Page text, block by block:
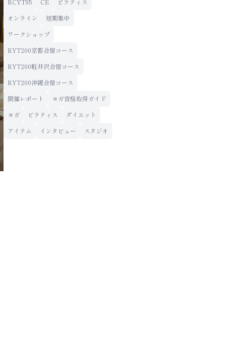
RCYT95
CE
ピラティス
オンライン
短期集中
ワークショップ
RYT200京都合宿コース
RYT200軽井沢合宿コース
RYT200沖縄合宿コース
開催レポート
ヨガ資格取得ガイド
ヨガ
ピラティス
ダイエット
アイテム
インタビュー スタジオ